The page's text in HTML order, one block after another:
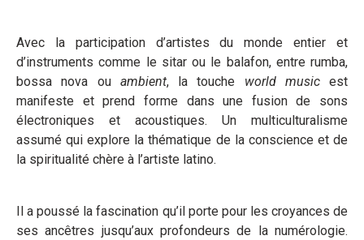
Avec la participation d’artistes du monde entier et
d’instruments comme le sitar ou le balafon, entre rumba,
bossa nova ou ambient, la touche world musicest
manifeste et prend forme dans une fusion de sons
électroniques et acoustiques. Un multiculturalisme
assumé qui explore la thématique de la conscience et de
la spiritualité chère à l’artiste latino.
Il a poussé la fascination qu’il porte pour les croyances de
ses ancêtres jusqu’aux profondeurs de la numérologie.